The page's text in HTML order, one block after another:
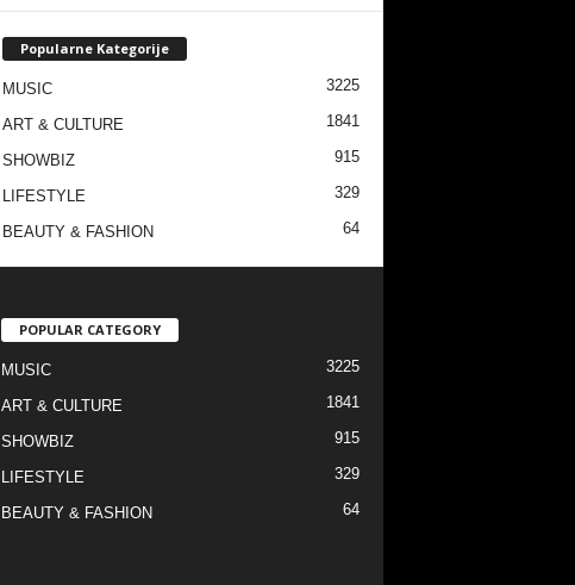
Popularne Kategorije
MUSIC 3225
ART & CULTURE 1841
SHOWBIZ 915
LIFESTYLE 329
BEAUTY & FASHION 64
POPULAR CATEGORY
MUSIC 3225
ART & CULTURE 1841
SHOWBIZ 915
LIFESTYLE 329
BEAUTY & FASHION 64